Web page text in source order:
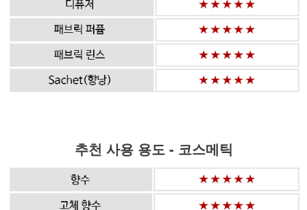
추천 사용 용도 - 코스메틱